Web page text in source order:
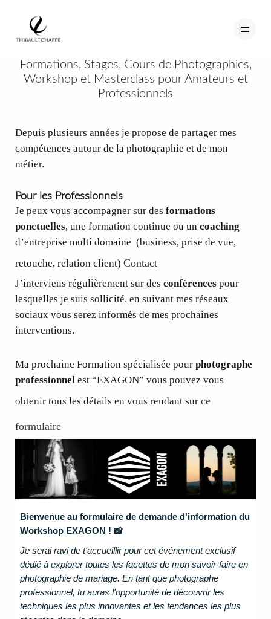
TEMOIGNAGES
CONTACT
STUDIO PORTRAITS D’ART
INFOS
WORKSHOP
Formations, Stages, Cours de Photographies,
Workshop et Masterclass pour Amateurs et
Professionnels
Depuis plusieurs années je propose de partager mes
compétences autour de la photographie et de mon
métier.
Pour les Professionnels
Je peux vous accompagner sur des formations
ponctuelles, une formation continue ou un coaching
d’entreprise multi domaine (business, prise de vue,
retouche, relation client) Contact
J’interviens régulièrement sur des conférences pour
lesquelles je suis sollicité, en suivant mes réseaux
sociaux vous serez informés de mes prochaines
interventions.
Ma prochaine Formation spécialisée pour photographe
professionnel est “EXAGON” vous pouvez vous
obtenir tous les détails en vous rendant sur ce
formulaire